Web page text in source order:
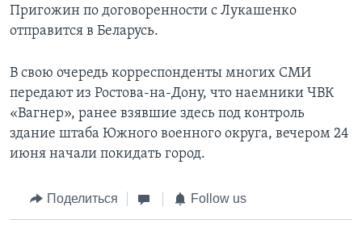
Пригожин по договоренности с Лукашенко
отправится в Беларусь.
В свою очередь корреспонденты многих СМИ
передают из Ростова-на-Дону, что наемники ЧВК
«Вагнер», ранее взявшие здесь под контроль
здание штаба Южного военного округа, вечером 24
июня начали покидать город.
Поделиться Follow us